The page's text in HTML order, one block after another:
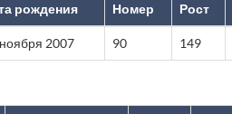
рождения Номер Рост
2007 90 149